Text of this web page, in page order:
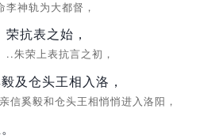
李神轨为大都督，
荣抗表之始，
..朱荣上表抗言之初，
及仓头王相入洛，
信奚毅和仓头王相悄悄进入洛阳，